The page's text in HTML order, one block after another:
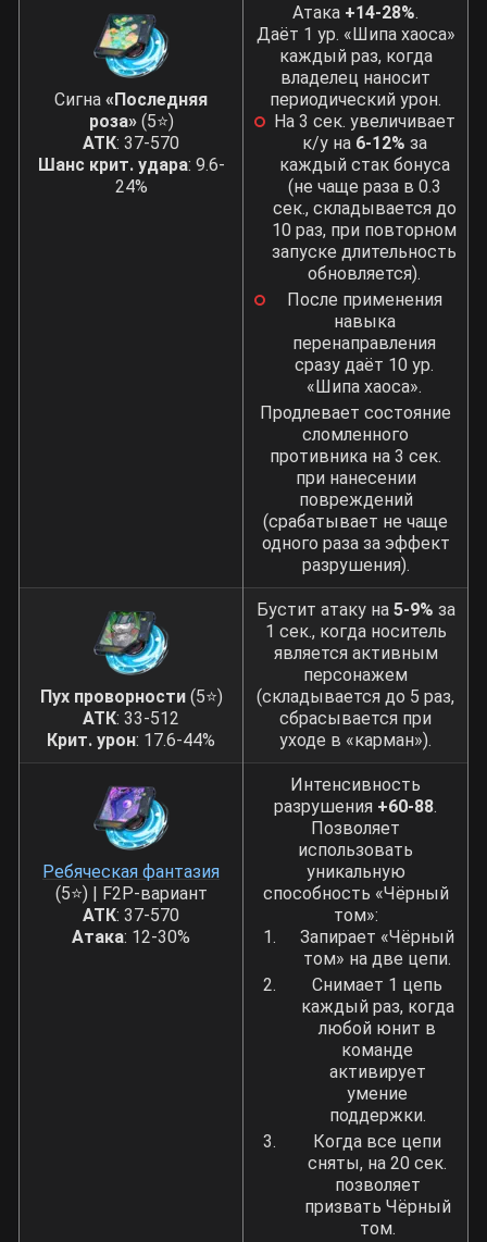
Сигна «Последняя
роза»(5⭐)
АТК: 37-570
Шанс крит. удара: 9.6-
24%
Атака +14-28%.
Даёт 1 ур. «Шипа хаоса»
каждый раз, когда
владелец наносит
периодический урон.
На 3 сек. увеличивает
к/у на 6-12% за
каждый стак бонуса
(не чаще раза в 0.3
сек., складывается до
10 раз, при повторном
запуске длительность
обновляется).
После применения
навыка
перенаправления
сразу даёт 10 ур.
«Шипа хаоса».
Продлевает состояние
сломленного
противника на 3 сек.
при нанесении
повреждений
(срабатывает не чаще
одного раза за эффект
разрушения).
Пух проворности(5⭐)
АТК: 33-512
Крит. урон: 17.6-44%
Бустит атаку на 5-9% за
1 сек., когда носитель
является активным
персонажем
(складывается до 5 раз,
сбрасывается при
уходе в «карман»).
Ребяческая фантазия
(5⭐) | F2P-вариант
АТК: 37-570
Атака: 12-30%
Интенсивность
разрушения +60-88.
Позволяет
использовать
уникальную
способность «Чёрный
том»:
Запирает «Чёрный
том» на две цепи.
Снимает 1 цепь
каждый раз, когда
любой юнит в
команде
активирует
умение
поддержки.
Когда все цепи
сняты, на 20 сек.
позволяет
призвать Чёрный
том.